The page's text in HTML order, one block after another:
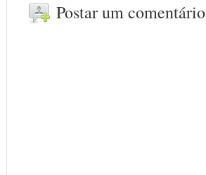
Postar um comentário